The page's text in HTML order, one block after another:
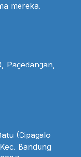
mereka.
Pagedangan,
(Cipagalo
Bandung